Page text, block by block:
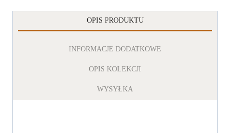
OPIS PRODUKTU
INFORMACJE DODATKOWE
OPIS KOLEKCJI
WYSYŁKA